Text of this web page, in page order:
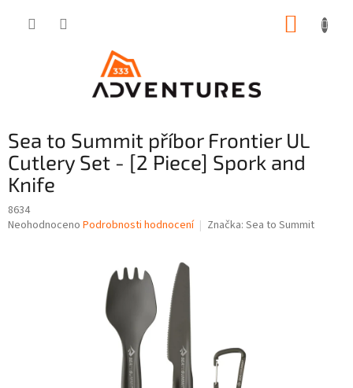
Sea to Summit příbor Frontier UL
Cutlery Set - [2 Piece] Spork and
Knife
8634
Průměrné
Neohodnoceno Podrobnosti hodnocení Značka: Sea to Summit